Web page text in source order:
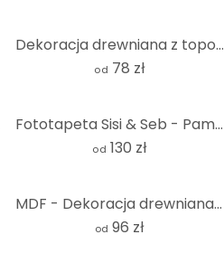
Dekoracja drewniana z topoli - księżyc i gwiazdy
od 78 zł
Fototapeta Sisi & Seb - Pampas - okrągła - tapeta flizelinowa/tapeta flizelinowa samoprzylepna
od 130 zł
MDF - Dekoracja drewniana - Ptaki (3 sztuki)
od 96 zł